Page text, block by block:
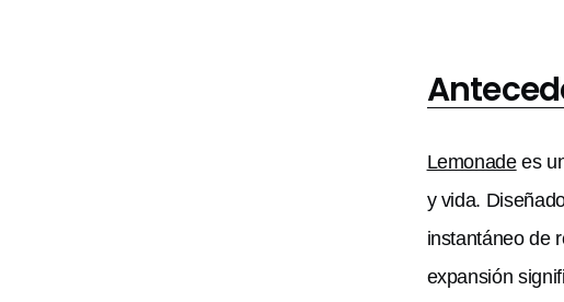
Lemonadees
y vida.
instantáneo de
expansión